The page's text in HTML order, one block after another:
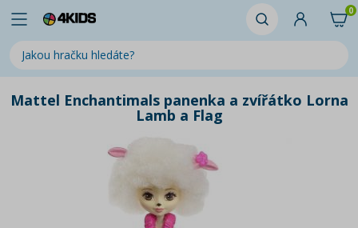
0
Mattel Enchantimals panenka a zvířátko Lorna
Lamb a Flag